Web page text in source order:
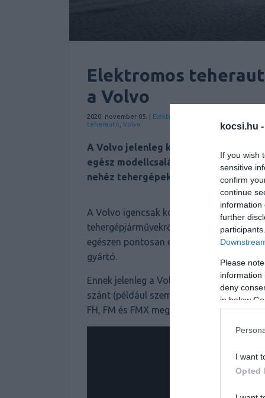
kocsi.hu -
If you wish
sensitive
confirm
continue
information
further
Please
information
deny
in below
I want
Opted
Elektromos
a Volvo
2020. november 05. | Elektromos
teherautó Volvo
A Volvo jelenleg két elektromos
egész modellcsalád fog versengeni a
nehéz tehergépek is átesnek majd a
A Volvo igencsak komolyan veszi a
tehergépjárművekről egyaránt. Most az
egészen pontosan egy komplett
gyártó.
Ennek jelenleg a Volvo FE és az FL a két
szánt (például szemétszállítás)
FH, FM és FMX megjelölésű változatok.